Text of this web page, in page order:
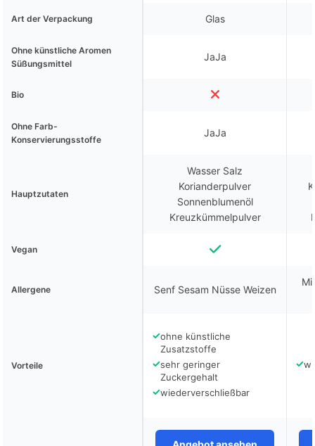
Art der Verpackung Glas
Ohne künstliche Aromen
Süßungsmittel
JaJa
Bio
Ohne Farb-
Konservierungsstoffe
JaJa
Hauptzutaten
Wasser Salz
Korianderpulver
Sonnenblumenöl
Kreuzkümmelpulver
Vegan
Allergene Senf Sesam Nüsse Weizen
Vorteile
✓ohne künstliche
Zusatzstoffe
✓sehr geringer
Zuckergehalt
✓wiederverschließbar
✓